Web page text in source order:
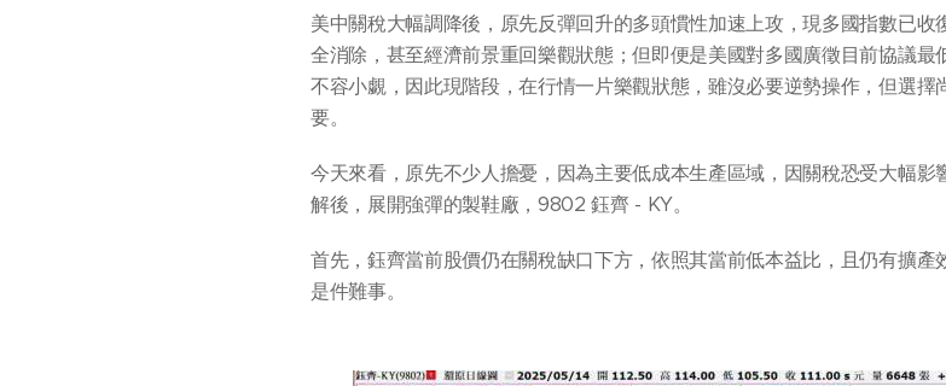
美中關稅大幅調降後，原先反彈回升的多頭慣性加速上攻，現多國指數已
全消除，甚至經濟前景重回樂觀狀態；但即便是美國對多國廣徵目前協議
不容小覷，因此現階段，在行情一片樂觀狀態，雖沒必要逆勢操作，但選
要。
今天來看，原先不少人擔憂，因為主要低成本生產區域，因關稅恐受大幅
解後，展開強彈的製鞋廠，9802 鈺齊 - KY。
首先，鈺齊當前股價仍在關稅缺口下方，依照其當前低本益比，且仍有擴
是件難事。